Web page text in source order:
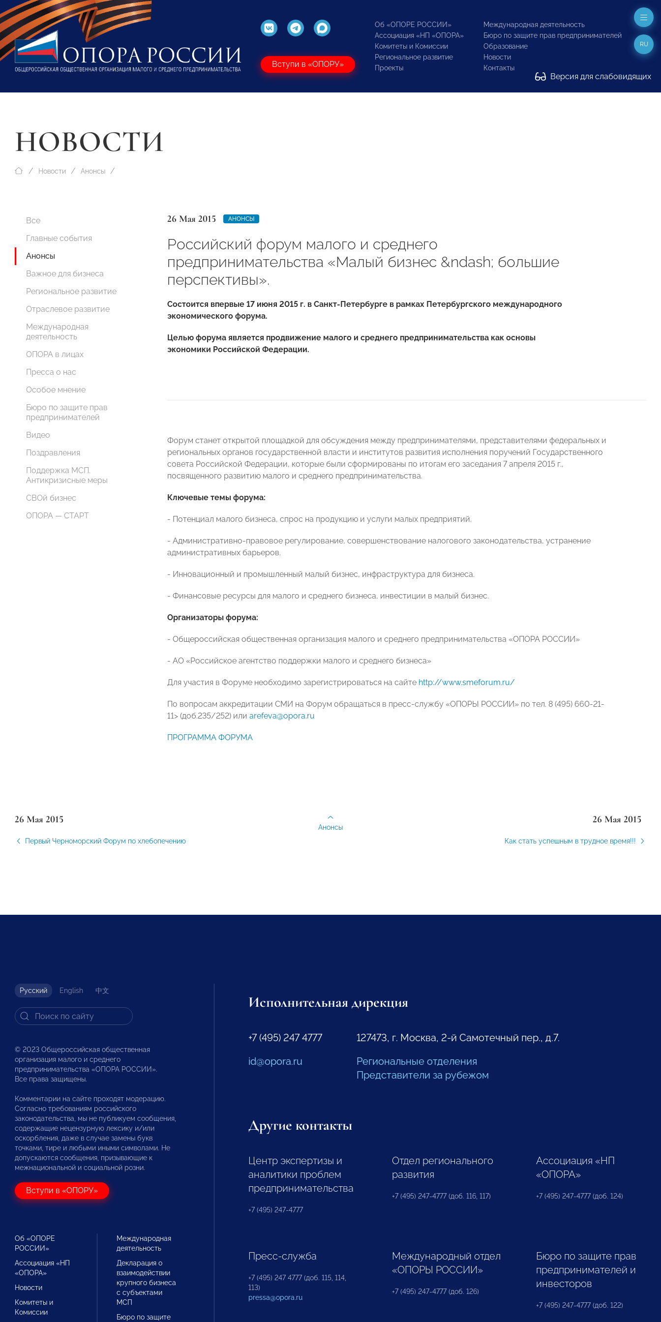
Вступи в «ОПОРУ»
Об «ОПОРЕ РОССИИ»
Ассоциация «НП «ОПОРА»
Комитеты и Комиссии
Региональное развитие
Проекты
Международная деятельность
Бюро по защите прав предпринимателей
Образование
Новости
Контакты
Версия для слабовидящих
RU
НОВОСТИ
Новости Анонсы
Все
Главные события
Анонсы
Важное для бизнеса
Региональное развитие
Отраслевое развитие
Международная
деятельность
ОПОРА в лицах
Пресса о нас
Особое мнение
Бюро по защите прав
предпринимателей
Видео
Поздравления
Поддержка МСП.
Антикризисные меры
СВОй бизнес
ОПОРА — СТАРТ
26 Мая 2015 АНОНСЫ
Российский форум малого и среднего
предпринимательства «Малый бизнес &ndash; большие
перспективы».
Состоится впервые 17 июня 2015 г. в Санкт-Петербурге в рамках Петербургского международного
экономического форума.
Целью форума является продвижение малого и среднего предпринимательства как основы
экономики Российской Федерации.
Форум станет открытой площадкой для обсуждения между предпринимателями, представителями федеральных и
региональных органов государственной власти и институтов развития исполнения поручений Государственного
совета Российской Федерации, которые были сформированы по итогам его заседания 7 апреля 2015 г.,
посвященного развитию малого и среднего предпринимательства.
Ключевые темы форума:
- Потенциал малого бизнеса, спрос на продукцию и услуги малых предприятий.
- Административно-правовое регулирование, совершенствование налогового законодательства, устранение
административных барьеров.
- Инновационный и промышленный малый бизнес, инфраструктура для бизнеса.
- Финансовые ресурсы для малого и среднего бизнеса, инвестиции в малый бизнес.
Организаторы форума:
- Общероссийская общественная организация малого и среднего предпринимательства «ОПОРА РОССИИ»
- АО «Российское агентство поддержки малого и среднего бизнеса»
Для участия в Форуме необходимо зарегистрироваться на сайте http://www.smeforum.ru/
По вопросам аккредитации СМИ на Форум обращаться в пресс-службу «ОПОРЫ РОССИИ» по тел. 8 (495) 660-21-
11> (доб.235/252) или arefeva@opora.ru
ПРОГРАММА ФОРУМА
26 Мая 2015
Первый Черноморский Форум по хлебопечению
26 Мая 2015
Как стать успешным в трудное время!!!
Анонсы
Русский English 中文
© 2023 Общероссийская общественная
организация малого и среднего
предпринимательства «ОПОРА РОССИИ».
Все права защищены.
Комментарии на сайте проходят модерацию.
Согласно требованиям российского
законодательства, мы не публикуем сообщения,
содержащие нецензурную лексику и/или
оскорбления, даже в случае замены букв
точками, тире и любыми иными символами. Не
допускаются сообщения, призывающие к
межнациональной и социальной розни.
Вступи в «ОПОРУ»
Об «ОПОРЕ
РОССИИ»
Ассоциация «НП
«ОПОРА»
Новости
Комитеты и
Комиссии
Международная
деятельность
Декларация о
взаимодействии
крупного бизнеса
с субъектами
МСП
Бюро по защите
Исполнительная дирекция
+7 (495) 247 4777
id@opora.ru
127473, г. Москва, 2-й Самотечный пер., д.7.
Региональные отделения
Представители за рубежом
Другие контакты
Центр экспертизы и
аналитики проблем
предпринимательства
+7 (495) 247-4777
Отдел регионального
развития
+7 (495) 247-4777 (доб. 116, 117)
Ассоциация «НП
«ОПОРА»
+7 (495) 247-4777 (доб. 124)
Пресс-служба
+7 (495) 247 4777 (доб. 115, 114,
113)
pressa@opora.ru
Международный отдел
«ОПОРЫ РОССИИ»
+7 (495) 247-4777 (доб. 126)
Бюро по защите прав
предпринимателей и
инвесторов
+7 (495) 247-4777 (доб. 122)